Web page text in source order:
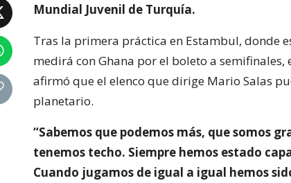
Mundial Juvenil de Turquía.
Tras la primera práctica en Estambul, donde
medirá con Ghana por el boleto a
afirmó que el elenco que dirige Mario Salas
planetario.
“Sabemos que podemos más, que somos
tenemos techo. Siempre hemos estado
Cuando jugamos de igual a igual hemos